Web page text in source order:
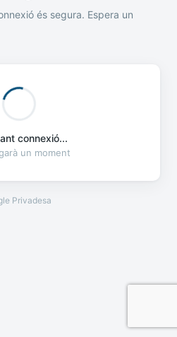
és segura. Espera un
connexió...
un moment
Privadesa